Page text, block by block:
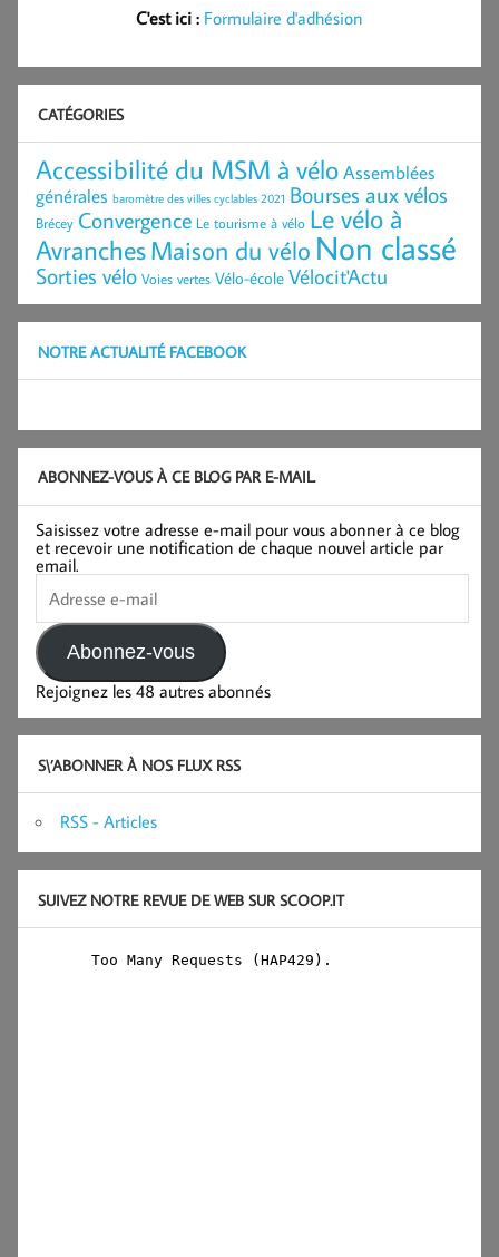
C'est ici : Formulaire d'adhésion
CATÉGORIES
Accessibilité du MSM à véloAssemblées
générales baromètre des villes cyclables 2021 Bourses aux vélos
Brécey Convergence Le tourisme à vélo Le vélo à
AvranchesMaison du vélo Non classé
Sorties vélo Voies vertes Vélo-école Vélocit'Actu
NOTRE ACTUALITÉ FACEBOOK
ABONNEZ-VOUS À CE BLOG PAR E-MAIL.
Saisissez votre adresse e-mail pour vous abonner à ce blog
et recevoir une notification de chaque nouvel article par
email.
Adresse
e-
mail
Abonnez-vous
Rejoignez les 48 autres abonnés
S\’ABONNER À NOS FLUX RSS
RSS - Articles
SUIVEZ NOTRE REVUE DE WEB SUR SCOOP.IT